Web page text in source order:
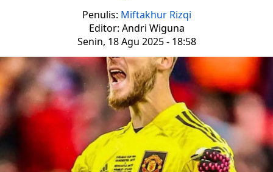
Penulis: Miftakhur Rizqi
Editor: Andri Wiguna
Senin, 18 Agu 2025 - 18:58